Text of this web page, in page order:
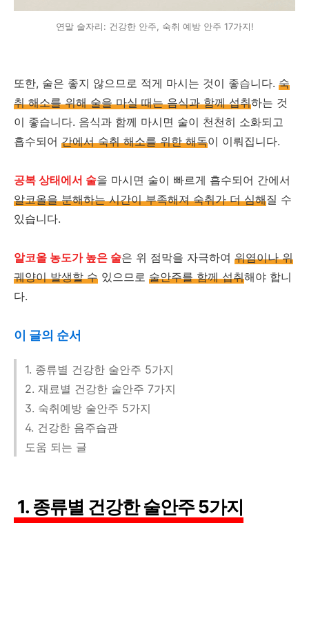
연말 술자리: 건강한 안주, 숙취 예방 안주 17가지!
또한, 술은 좋지 않으므로 적게 마시는 것이 좋습니다. 숙
취 해소를 위해 술을 마실 때는 음식과 함께 섭취하는 것
이 좋습니다. 음식과 함께 마시면 술이 천천히 소화되고
흡수되어 간에서 숙취 해소를 위한 해독이 이뤄집니다.
공복 상태에서 술을 마시면 술이 빠르게 흡수되어 간에서
알코올을 분해하는 시간이 부족해져 숙취가 더 심해질 수
있습니다.
알코올 농도가 높은 술은 위 점막을 자극하여 위염이나 위
궤양이 발생할 수 있으므로 술안주를 함께 섭취해야 합니
다.
이 글의 순서
1. 종류별 건강한 술안주 5가지
2. 재료별 건강한 술안주 7가지
3. 숙취예방 술안주 5가지
4. 건강한 음주습관
도움 되는 글
1. 종류별 건강한 술안주 5가지